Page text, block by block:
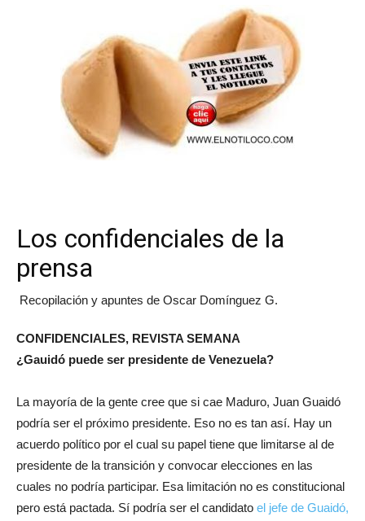
Los confidenciales de la
prensa
Recopilación y apuntes de Oscar Domínguez G.
CONFIDENCIALES, REVISTA SEMANA
¿Gauidó puede ser presidente de Venezuela?
La mayoría de la gente cree que si cae Maduro, Juan Guaidó
podría ser el próximo presidente. Eso no es tan así. Hay un
acuerdo político por el cual su papel tiene que limitarse al de
presidente de la transición y convocar elecciones en las
cuales no podría participar. Esa limitación no es constitucional
pero está pactada. Sí podría ser el candidato el jefe de Guaidó,